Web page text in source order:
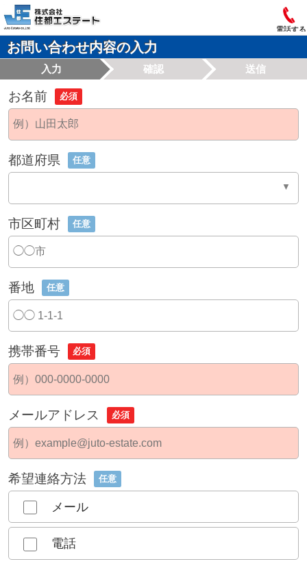
電話する
お問い合わせ内容の入力
入力 確認 送信
お名前 必須
都道府県 任意
市区町村 任意
番地 任意
携帯番号 必須
メールアドレス 必須
希望連絡方法 任意
メール
電話